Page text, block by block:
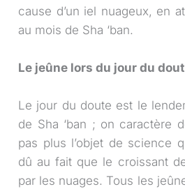
cause d’un iel nuageux, en
au mois de Sha ‘ban.
Le jeûne lors du jour du
Le jour du doute est le
de Sha ‘ban ; on caractère
pas plus l’objet de science
dû au fait que le croissant
par les nuages. Tous les